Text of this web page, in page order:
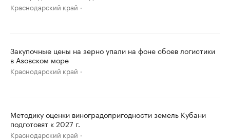
Краснодарский край
Закупочные цены на зерно упали на фоне сбоев логистики
в Азовском море
Краснодарский край
Методику оценки виноградопригодности земель Кубани
подготовят к 2027 г.
Краснодарский край